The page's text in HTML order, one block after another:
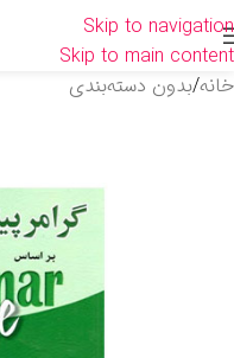
Skip to navigation
Skip to main content
خانه/بدون دسته‌بندی